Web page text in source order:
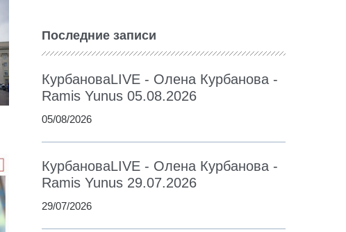
Последние записи
КурбановаLIVE - Олена Курбанова -
Ramis Yunus 05.08.2026
05/08/2026
КурбановаLIVE - Олена Курбанова -
Ramis Yunus 29.07.2026
29/07/2026